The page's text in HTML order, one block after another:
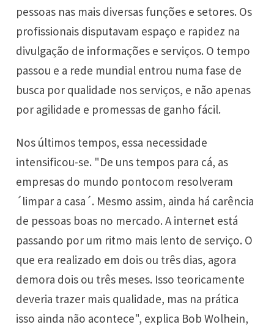
pessoas nas mais diversas funções e setores. Os
profissionais disputavam espaço e rapidez na
divulgação de informações e serviços. O tempo
passou e a rede mundial entrou numa fase de
busca por qualidade nos serviços, e não apenas
por agilidade e promessas de ganho fácil.
Nos últimos tempos, essa necessidade
intensificou-se. "De uns tempos para cá, as
empresas do mundo pontocom resolveram
´limpar a casa´. Mesmo assim, ainda há carência
de pessoas boas no mercado. A internet está
passando por um ritmo mais lento de serviço. O
que era realizado em dois ou três dias, agora
demora dois ou três meses. Isso teoricamente
deveria trazer mais qualidade, mas na prática
isso ainda não acontece", explica Bob Wolhein,